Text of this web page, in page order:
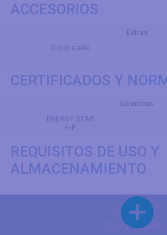
ACCESORIOS
Extras
D-sub cable
CERTIFICADOS Y
Licencias
ENERGY STAR
ErP
REQUISITOS DE USO Y
ALMACENAMIENTO
Privacy Policy
2026 © DisplayDB